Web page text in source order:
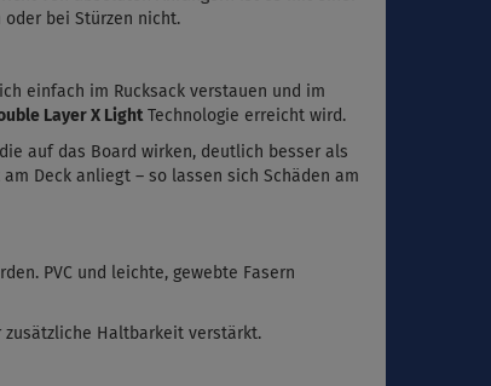
oder bei Stürzen nicht.
einfach im Rucksack verstauen und im
Layer X Light Technologie erreicht wird.
auf das Board wirken, deutlich besser als
Deck anliegt – so lassen sich Schäden am
PVC und leichte, gewebte Fasern
zusätzliche Haltbarkeit verstärkt.